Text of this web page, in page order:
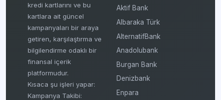
kredi kartlarını ve bu
kartlara ait güncel
kampanyaları bir araya
getiren, karşılaştırma ve
bilgilendirme odaklı bir
finansal içerik
platformudur.
Kısaca şu işleri yapar:
Kampanya Takibi:
Aktif Bank
Albaraka Türk
AlternatifBank
Anadolubank
Burgan Bank
Denizbank
Enpara